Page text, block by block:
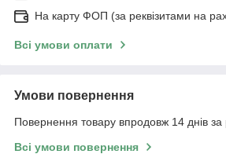
На карту ФОП (за реквізитами на
Всі умови оплати
Умови повернення
Повернення товару впродовж 14 днів за
Всі умови повернення